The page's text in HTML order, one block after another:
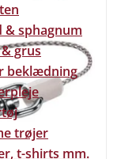
& sphagnum
grus
beklædning
trøjer
t-shirts mm.